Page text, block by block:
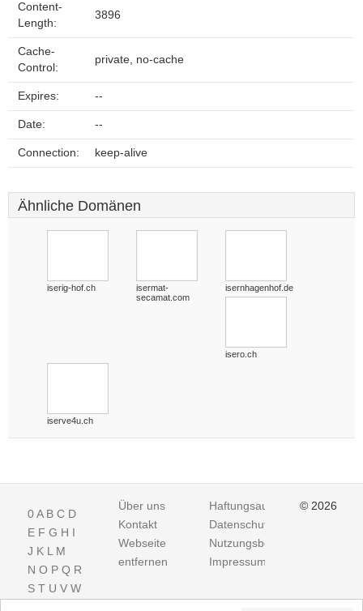
Content-
Length:
3896
Cache-
Control:
private, no-cache
Expires: --
Date: --
Connection: keep-alive
Ähnliche Domänen
iserig-hof.ch
isermat-
secamat.com
isernhagenhof.de
isero.ch
iserve4u.ch
0A B C D
E F G H I
J K L M
N O P Q R
S T U V W
Über uns
Kontakt
Webseite
entfernen
Haftungsausschluss
Datenschutz
Nutzungsbedingungen
Impressum
© 2026